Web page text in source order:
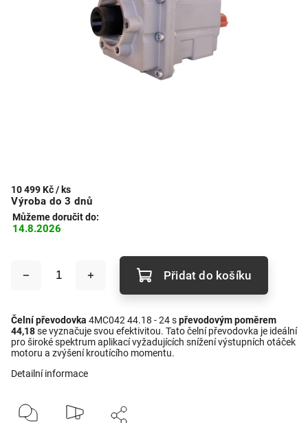
10 499 Kč/ ks
Výroba do 3 dnů
Můžeme doručit do:
14.8.2026
Přidat do košíku
Čelní převodovka 4MC042 44.18 - 24 spřevodovým poměrem
44,18se vyznačuje svou efektivitou. Tato čelní převodovka je ideální
pro široké spektrum aplikací vyžadujících snížení výstupních otáček
motoru a zvýšení kroutícího momentu.
Detailní informace